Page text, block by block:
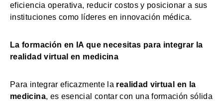
eficiencia operativa, reducir costos y posicionar a sus
instituciones como líderes en innovación médica.
La formación en IA que necesitas para integrar la
realidad virtual en medicina
Para integrar eficazmente la realidad virtual en la
medicina, es esencial contar con una formación sólida